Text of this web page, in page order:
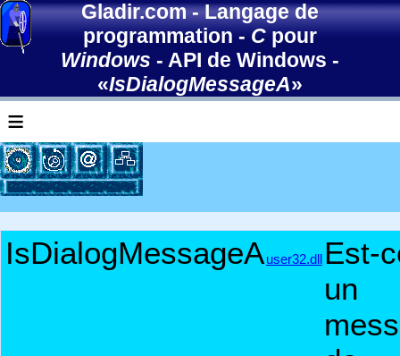
Gladir.com-Langage de
programmation-Cpour
Windows - API de Windows -
«IsDialogMessageA»
≡
IsDialogMessageAuser32.dll Est-
un